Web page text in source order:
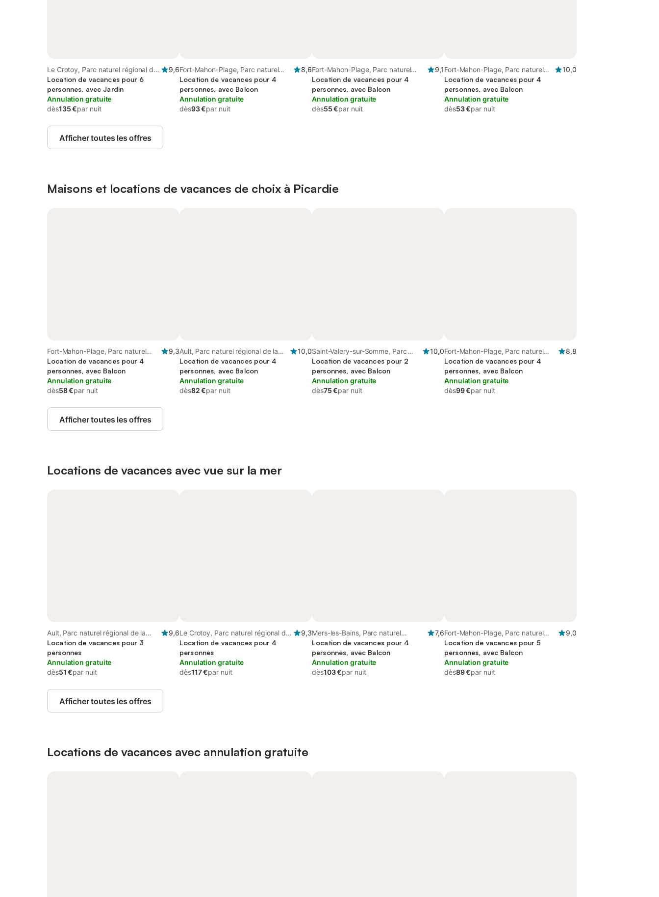
Le Crotoy, Parc naturel régional de
la Baie de Somme Picardie Maritime
9,6
Location de vacances pour 6
personnes, avec Jardin
Annulation gratuite
dès135 €par nuit
Fort-Mahon-Plage, Parc naturel
régional de la Baie de Somme
Picardie Maritime
8,6
Location de vacances pour 4
personnes, avec Balcon
Annulation gratuite
dès93 €par nuit
Fort-Mahon-Plage, Parc naturel
régional de la Baie de Somme
Picardie Maritime
9,1
Location de vacances pour 4
personnes, avec Balcon
Annulation gratuite
dès55 €par nuit
Fort-Mahon-Plage, Parc naturel
régional de la Baie de Somme
Picardie Maritime
10,0
Location de vacances pour 4
personnes, avec Balcon
Annulation gratuite
dès53 €par nuit
Afficher toutes les offres
Maisons et locations de vacances de choix à Picardie
Fort-Mahon-Plage, Parc naturel
régional de la Baie de Somme
Picardie Maritime
9,3
Location de vacances pour 4
personnes, avec Balcon
Annulation gratuite
dès58 €par nuit
Ault, Parc naturel régional de la
Baie de Somme Picardie Maritime
10,0
Location de vacances pour 4
personnes, avec Balcon
Annulation gratuite
dès82 €par nuit
Saint-Valery-sur-Somme, Parc
naturel régional de la Baie de
Somme Picardie Maritime
10,0
Location de vacances pour 2
personnes, avec Balcon
Annulation gratuite
dès75 €par nuit
Fort-Mahon-Plage, Parc naturel
régional de la Baie de Somme
Picardie Maritime
8,8
Location de vacances pour 4
personnes, avec Balcon
Annulation gratuite
dès99 €par nuit
Afficher toutes les offres
Locations de vacances avec vue sur la mer
Ault, Parc naturel régional de la
Baie de Somme Picardie Maritime
9,6
Location de vacances pour 3
personnes
Annulation gratuite
dès51 €par nuit
Le Crotoy, Parc naturel régional de
la Baie de Somme Picardie Maritime
9,3
Location de vacances pour 4
personnes
Annulation gratuite
dès117 €par nuit
Mers-les-Bains, Parc naturel
régional de la Baie de Somme
Picardie Maritime
7,6
Location de vacances pour 4
personnes, avec Balcon
Annulation gratuite
dès103 €par nuit
Fort-Mahon-Plage, Parc naturel
régional de la Baie de Somme
Picardie Maritime
9,0
Location de vacances pour 5
personnes, avec Balcon
Annulation gratuite
dès89 €par nuit
Afficher toutes les offres
Locations de vacances avec annulation gratuite